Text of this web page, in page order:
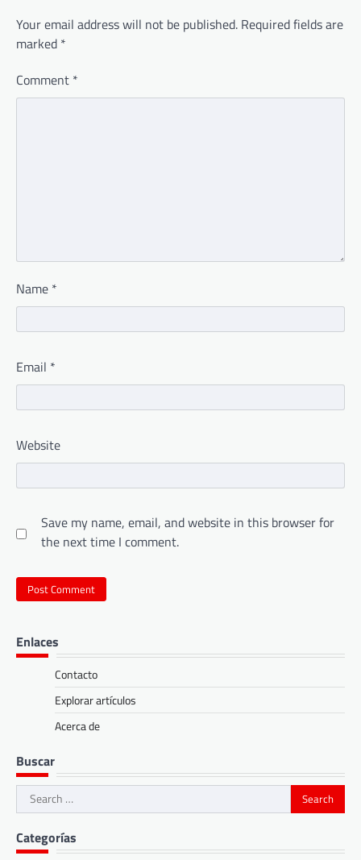
Your email address will not be published. Required fields are
marked *
Comment *
Name *
Email *
Website
Save my name, email, and website in this browser for
the next time I comment.
Enlaces
Contacto
Explorar artículos
Acerca de
Buscar
Search
for:
Categorías